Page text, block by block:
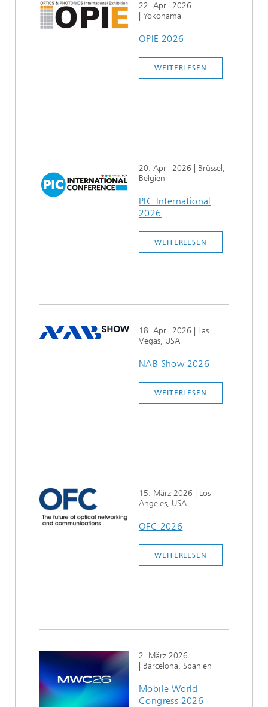
22. April 2026
| Yokohama
OPIE 2026
WEITERLESEN
20. April 2026
| Brüssel,
Belgien
PIC International
2026
WEITERLESEN
18. April 2026
| Las
Vegas, USA
NAB Show 2026
WEITERLESEN
15. März 2026
| Los
Angeles, USA
OFC 2026
WEITERLESEN
2. März 2026
| Barcelona, Spanien
Mobile World
Congress 2026